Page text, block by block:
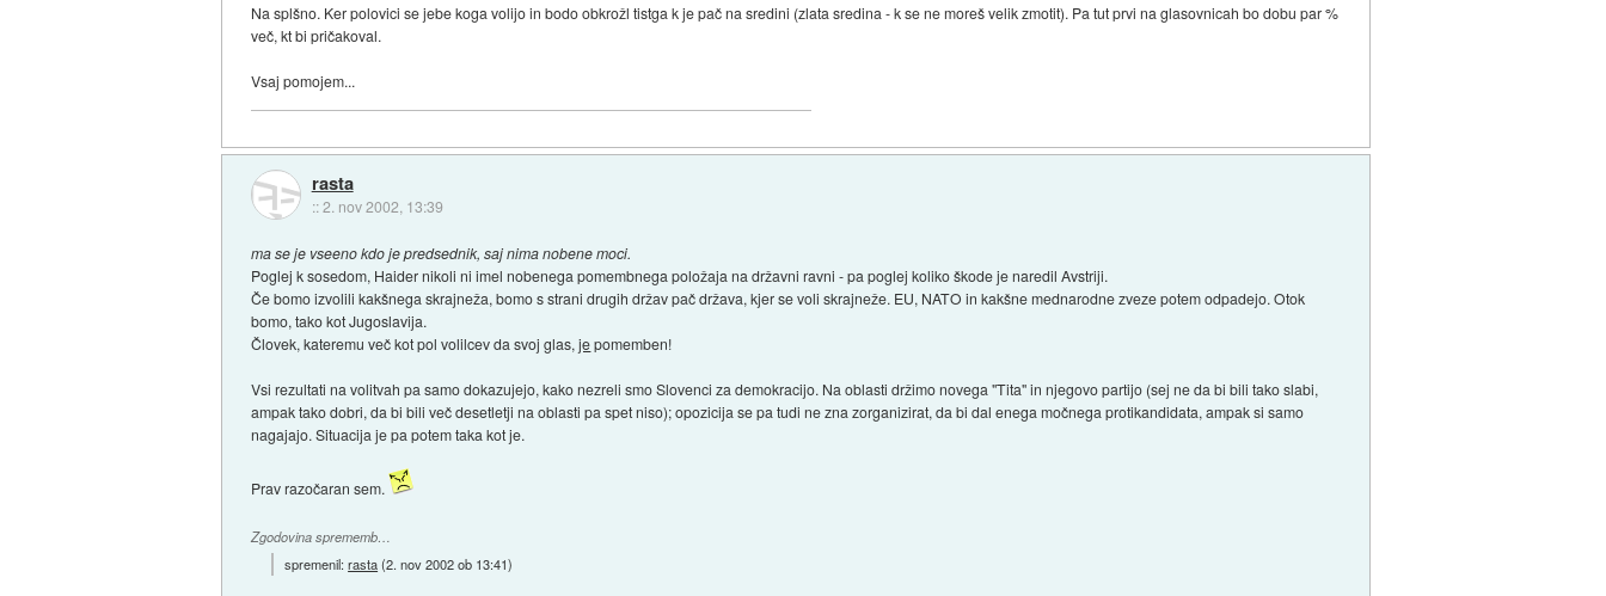
Na splšno. Ker polovici se jebe koga volijo in bodo obkrožl tistga k je pač na sredini (zlata sredina - k se ne moreš velik zmotit). Pa tut prvi na glasovnicah bo dobu par %
več, kt bi pričakoval.
Vsaj pomojem...
rasta
::2. nov 2002, 13:39
ma se je vseeno kdo je predsednik, saj nima nobene moci.
Poglej k sosedom, Haider nikoli ni imel nobenega pomembnega položaja na državni ravni - pa poglej koliko škode je naredil Avstriji.
Če bomo izvolili kakšnega skrajneža, bomo s strani drugih držav pač država, kjer se voli skrajneže. EU, NATO in kakšne mednarodne zveze potem odpadejo. Otok
bomo, tako kot Jugoslavija.
Človek, kateremu več kot pol volilcev da svoj glas,jepomemben!
Vsi rezultati na volitvah pa samo dokazujejo, kako nezreli smo Slovenci za demokracijo. Na oblasti držimo novega "Tita" in njegovo partijo (sej ne da bi bili tako slabi,
ampak tako dobri, da bi bili več desetletji na oblasti pa spet niso); opozicija se pa tudi ne zna zorganizirat, da bi dal enega močnega protikandidata, ampak si samo
nagajajo. Situacija je pa potem taka kot je.
Prav razočaran sem.
Zgodovina sprememb…
spremenil:rasta(2. nov 2002 ob 13:41)